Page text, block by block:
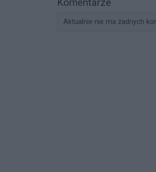
Komentarze
Aktualnie nie ma żadnych